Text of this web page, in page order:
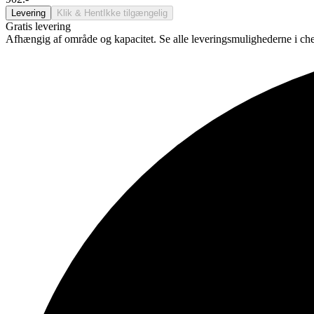
Levering Klik & Hent Ikke tilgængelig
Gratis levering
Afhængig af område og kapacitet. Se alle leveringsmulighederne i